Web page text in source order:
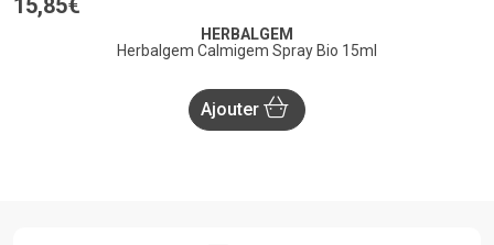
15,85€
HERBALGEM
Herbalgem Calmigem Spray Bio 15ml
Ajouter